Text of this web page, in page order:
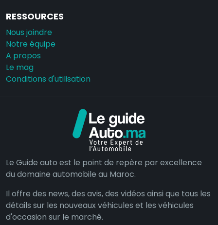
RESSOURCES
Nous joindre
Notre équipe
A propos
Le mag
Conditions d'utilisation
Le Guide auto est le point de repère par excellence
du domaine automobile au Maroc.
Il offre des news, des avis, des vidéos ainsi que tous les
détails sur les nouveaux véhicules et les véhicules
d'occasion sur le marché.